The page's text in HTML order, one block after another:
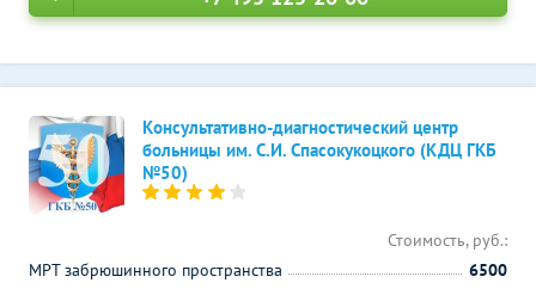
Консультативно-диагностический центр
больницы им. С.И. Спасокукоцкого (КДЦ ГКБ
№50)
Стоимость, руб.:
МРТ забрюшинного пространства
6500